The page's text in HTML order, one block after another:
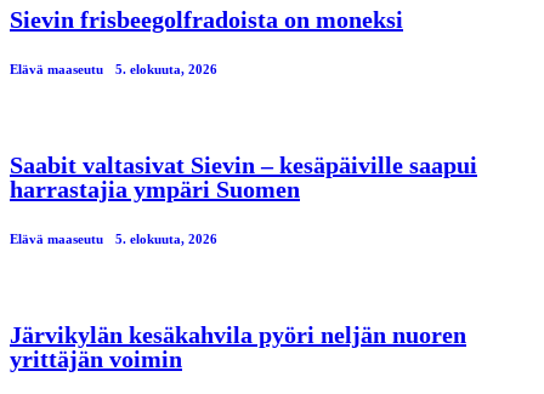
Sievin frisbeegolfradoista on moneksi
Elävä maaseutu 5. elokuuta, 2026
Saabit valtasivat Sievin – kesäpäiville saapui
harrastajia ympäri Suomen
Elävä maaseutu 5. elokuuta, 2026
Järvikylän kesäkahvila pyöri neljän nuoren
yrittäjän voimin